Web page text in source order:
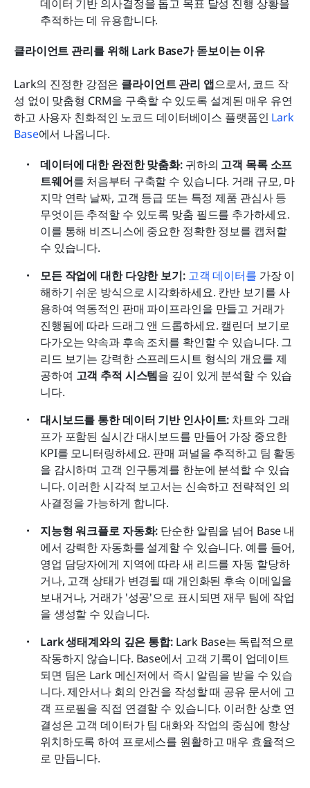
데이터 기반 의사결정을 돕고 목표 달성 진행 상황을
추적하는 데 유용합니다.
클라이언트 관리를 위해 Lark Base가 돋보이는 이유
Lark의 진정한 강점은 클라이언트 관리 앱으로서, 코드 작
성 없이 맞춤형 CRM을 구축할 수 있도록 설계된 매우 유연
하고 사용자 친화적인 노코드 데이터베이스 플랫폼인 Lark
Base에서 나옵니다.
데이터에 대한 완전한 맞춤화: 귀하의 고객 목록 소프
트웨어를 처음부터 구축할 수 있습니다. 거래 규모, 마
지막 연락 날짜, 고객 등급 또는 특정 제품 관심사 등
무엇이든 추적할 수 있도록 맞춤 필드를 추가하세요.
이를 통해 비즈니스에 중요한 정확한 정보를 캡처할
수 있습니다.
모든 작업에 대한 다양한 보기: 고객 데이터를 가장 이
해하기 쉬운 방식으로 시각화하세요. 칸반 보기를 사
용하여 역동적인 판매 파이프라인을 만들고 거래가
진행됨에 따라 드래그 앤 드롭하세요. 캘린더 보기로
다가오는 약속과 후속 조치를 확인할 수 있습니다. 그
리드 보기는 강력한 스프레드시트 형식의 개요를 제
공하여 고객 추적 시스템을 깊이 있게 분석할 수 있습
니다.
대시보드를 통한 데이터 기반 인사이트: 차트와 그래
프가 포함된 실시간 대시보드를 만들어 가장 중요한
KPI를 모니터링하세요. 판매 퍼널을 추적하고 팀 활동
을 감시하며 고객 인구통계를 한눈에 분석할 수 있습
니다. 이러한 시각적 보고서는 신속하고 전략적인 의
사결정을 가능하게 합니다.
지능형 워크플로 자동화: 단순한 알림을 넘어 Base 내
에서 강력한 자동화를 설계할 수 있습니다. 예를 들어,
영업 담당자에게 지역에 따라 새 리드를 자동 할당하
거나, 고객 상태가 변경될 때 개인화된 후속 이메일을
보내거나, 거래가 '성공'으로 표시되면 재무 팀에 작업
을 생성할 수 있습니다.
Lark 생태계와의 깊은 통합: Lark Base는 독립적으로
작동하지 않습니다. Base에서 고객 기록이 업데이트
되면 팀은 Lark 메신저에서 즉시 알림을 받을 수 있습
니다. 제안서나 회의 안건을 작성할 때 공유 문서에 고
객 프로필을 직접 연결할 수 있습니다. 이러한 상호 연
결성은 고객 데이터가 팀 대화와 작업의 중심에 항상
위치하도록 하여 프로세스를 원활하고 매우 효율적으
로 만듭니다.